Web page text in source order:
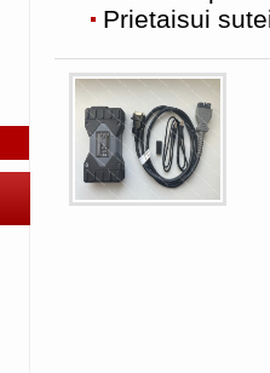
Prietaisui